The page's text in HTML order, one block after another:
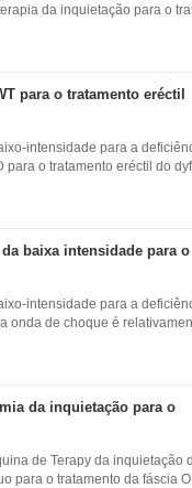
da inquietação para o
para o tratamento eréctil
intensidade para a
o tratamento eréctil do
baixa intensidade para o
intensidade para a
onda de choque é
da inquietação para o
de Terapy da inquietação
para o tratamento da fáscia